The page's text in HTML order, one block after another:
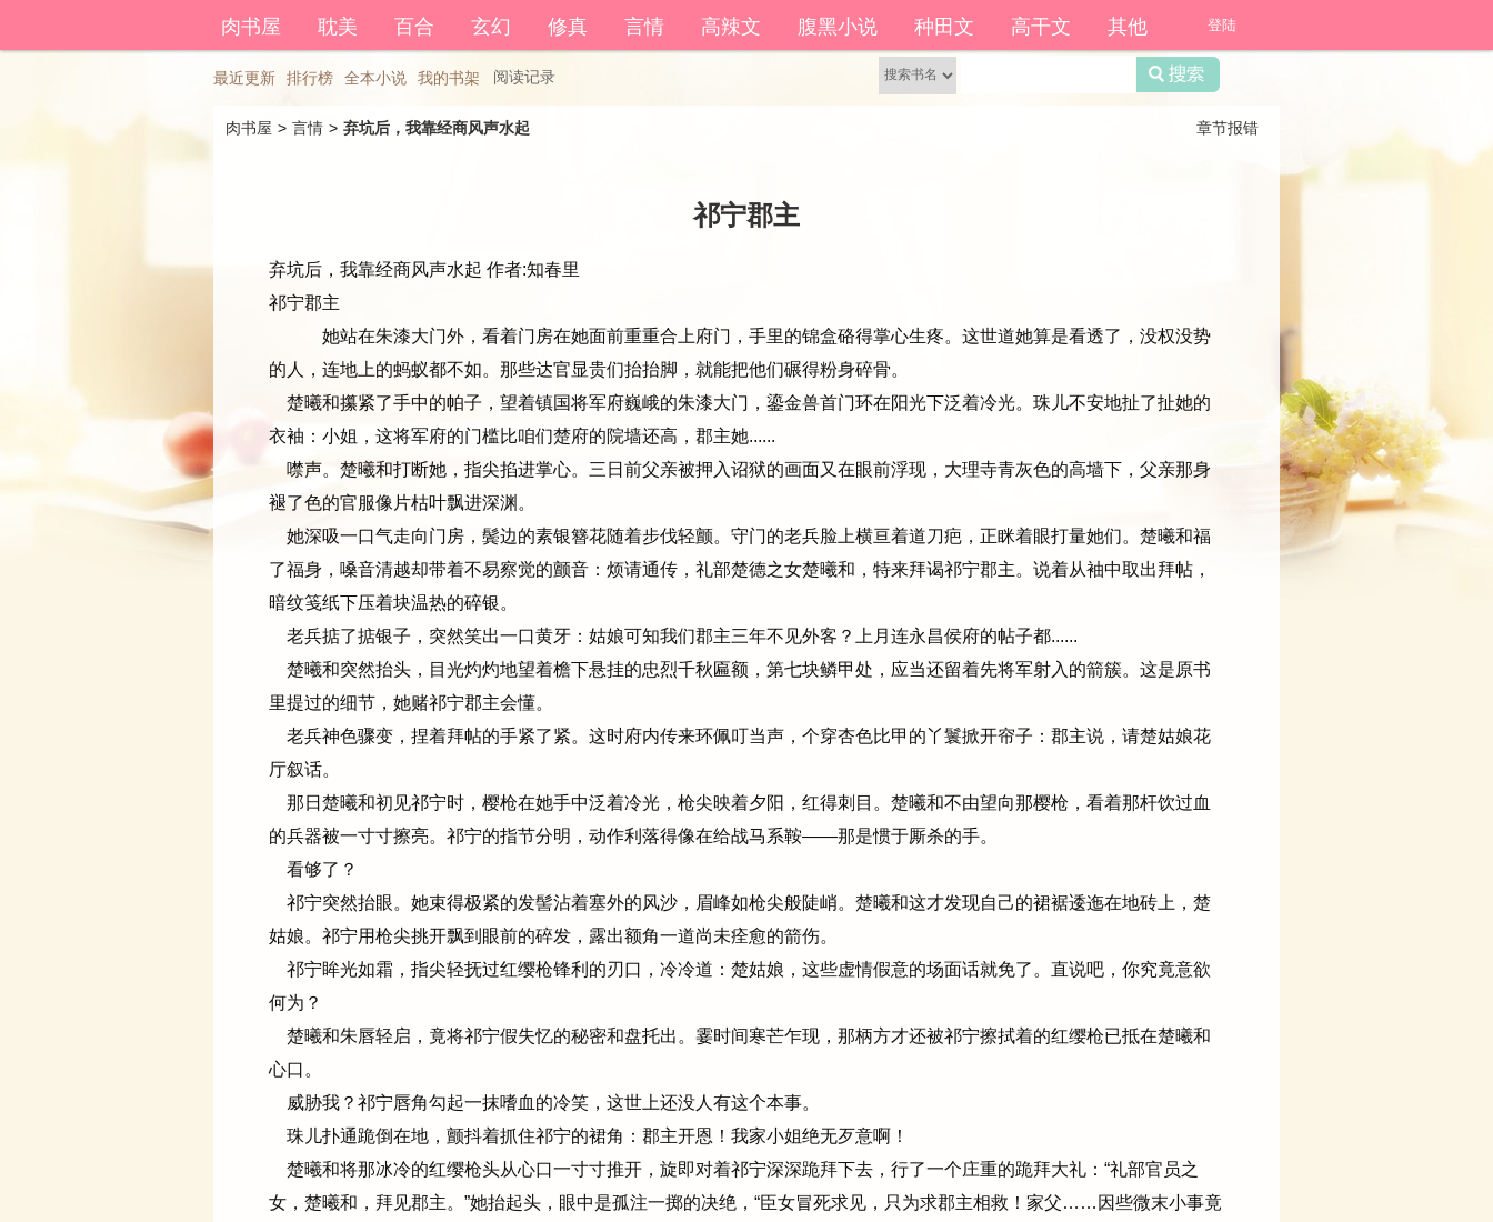
登陆
肉书屋 耽美 百合 玄幻 修真 言情 高辣文 腹黑小说 种田文 高干文 其他
还没有账号？
立即注册
最近更新 排行榜 全本小说 我的书架 阅读记录
肉书屋 > 言情 > 弃坑后，我靠经商风声水起 章节报错
祁宁郡主
弃坑后，我靠经商风声水起 作者:知春里
祁宁郡主
她站在朱漆大门外，看着门房在她面前重重合上府门，手里的锦盒硌得掌心生疼。这世道她算是看透了，没权没势
的人，连地上的蚂蚁都不如。那些达官显贵们抬抬脚，就能把他们碾得粉身碎骨。
楚曦和攥紧了手中的帕子，望着镇国将军府巍峨的朱漆大门，鎏金兽首门环在阳光下泛着冷光。珠儿不安地扯了扯她的
衣袖：小姐，这将军府的门槛比咱们楚府的院墙还高，郡主她......
噤声。楚曦和打断她，指尖掐进掌心。三日前父亲被押入诏狱的画面又在眼前浮现，大理寺青灰色的高墙下，父亲那身
褪了色的官服像片枯叶飘进深渊。
她深吸一口气走向门房，鬓边的素银簪花随着步伐轻颤。守门的老兵脸上横亘着道刀疤，正眯着眼打量她们。楚曦和福
了福身，嗓音清越却带着不易察觉的颤音：烦请通传，礼部楚德之女楚曦和，特来拜谒祁宁郡主。说着从袖中取出拜帖，
暗纹笺纸下压着块温热的碎银。
老兵掂了掂银子，突然笑出一口黄牙：姑娘可知我们郡主三年不见外客？上月连永昌侯府的帖子都......
楚曦和突然抬头，目光灼灼地望着檐下悬挂的忠烈千秋匾额，第七块鳞甲处，应当还留着先将军射入的箭簇。这是原书
里提过的细节，她赌祁宁郡主会懂。
老兵神色骤变，捏着拜帖的手紧了紧。这时府内传来环佩叮当声，个穿杏色比甲的丫鬟掀开帘子：郡主说，请楚姑娘花
厅叙话。
那日楚曦和初见祁宁时，樱枪在她手中泛着冷光，枪尖映着夕阳，红得刺目。楚曦和不由望向那樱枪，看着那杆饮过血
的兵器被一寸寸擦亮。祁宁的指节分明，动作利落得像在给战马系鞍——那是惯于厮杀的手。
看够了？
祁宁突然抬眼。她束得极紧的发髻沾着塞外的风沙，眉峰如枪尖般陡峭。楚曦和这才发现自己的裙裾逶迤在地砖上，楚
姑娘。祁宁用枪尖挑开飘到眼前的碎发，露出额角一道尚未痊愈的箭伤。
祁宁眸光如霜，指尖轻抚过红缨枪锋利的刃口，冷冷道：楚姑娘，这些虚情假意的场面话就免了。直说吧，你究竟意欲
何为？
楚曦和朱唇轻启，竟将祁宁假失忆的秘密和盘托出。霎时间寒芒乍现，那柄方才还被祁宁擦拭着的红缨枪已抵在楚曦和
心口。
威胁我？祁宁唇角勾起一抹嗜血的冷笑，这世上还没人有这个本事。
珠儿扑通跪倒在地，颤抖着抓住祁宁的裙角：郡主开恩！我家小姐绝无歹意啊！
楚曦和将那冰冷的红缨枪头从心口一寸寸推开，旋即对着祁宁深深跪拜下去，行了一个庄重的跪拜大礼：“礼部官员之
女，楚曦和，拜见郡主。”她抬起头，眼中是孤注一掷的决绝，“臣女冒死求见，只为求郡主相救！家父……因些微末小事竟